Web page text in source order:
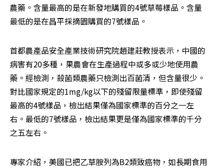
農藥。含量最高的是在新發地購買的4號草莓樣品。含量
最低的是在昌平採摘園購買的7號樣品。
首都農產品安全產業技術研究院趙建莊教授表示，中國的
病害有20多種，果農會在生產過程中或多或少地使用農
藥。經檢測，殺菌類農藥只檢測出百菌清，但含量很少。
對比國家規定的1mg/kg以下的殘留限量標準，即使殘留
最高的4號樣品，檢出結果僅為國家標準的百分之一左
右。最低的7號樣品，檢出結果更是僅為國家標準的千分
之五左右。
專家介紹，美國已把乙草胺列為B2類致癌物，如長期食用